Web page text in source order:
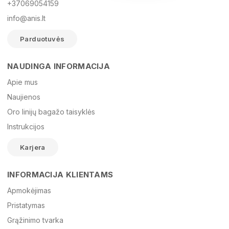
El. paštas
Žinutė
+37069054159
info@anis.lt
Parduotuvės
NAUDINGA INFORMACIJA
Apie mus
Naujienos
Oro linijų bagažo taisyklės
Instrukcijos
Karjera
INFORMACIJA KLIENTAMS
Apmokėjimas
Pristatymas
Grąžinimo tvarka